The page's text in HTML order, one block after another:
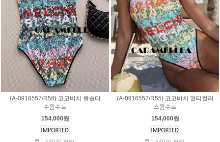
{A-0916557/R56} 코코비치 원숄더
수윔수트
154,000원
{A-0916557/R55} 코코비치 멀티컬러
스윔수트
154,000원